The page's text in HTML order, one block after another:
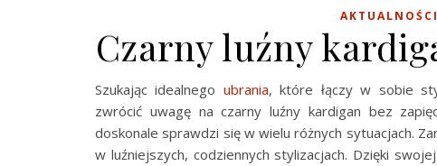
AKTUALNOŚCI
Czarny luźny
Szukając idealnego ubrania, które łączy w sobie
zwrócić uwagę na czarny luźny kardigan bez
doskonale sprawdzi się w wielu różnych sytuacjach.
w luźniejszych, codziennych stylizacjach. Dzięki